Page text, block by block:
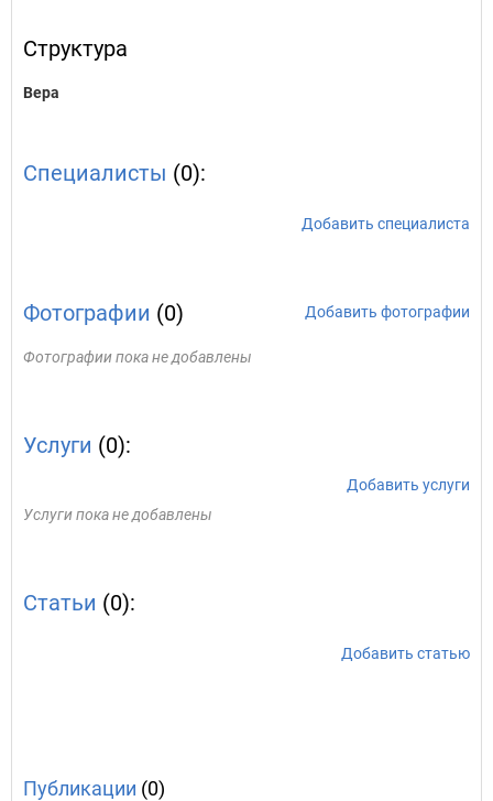
Структура
Вера
Специалисты (0):
Добавить специалиста
Фотографии (0) Добавить фотографии
Фотографии пока не добавлены
Услуги (0):
Добавить услуги
Услуги пока не добавлены
Статьи (0):
Добавить статью
Публикации (0)